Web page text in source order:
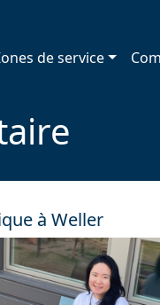
de service
à Weller